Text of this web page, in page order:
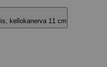
kellokanerva 11 cm